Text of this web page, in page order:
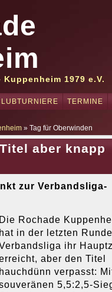
1979 e.V.
TERMINE
» Tag für Oberwinden
aber knapp
zur Verbandsliga-
Die Rochade
hat in der letzten
ihr
aber den Titel
hauchdünn verpasst:
5,5:2,5-